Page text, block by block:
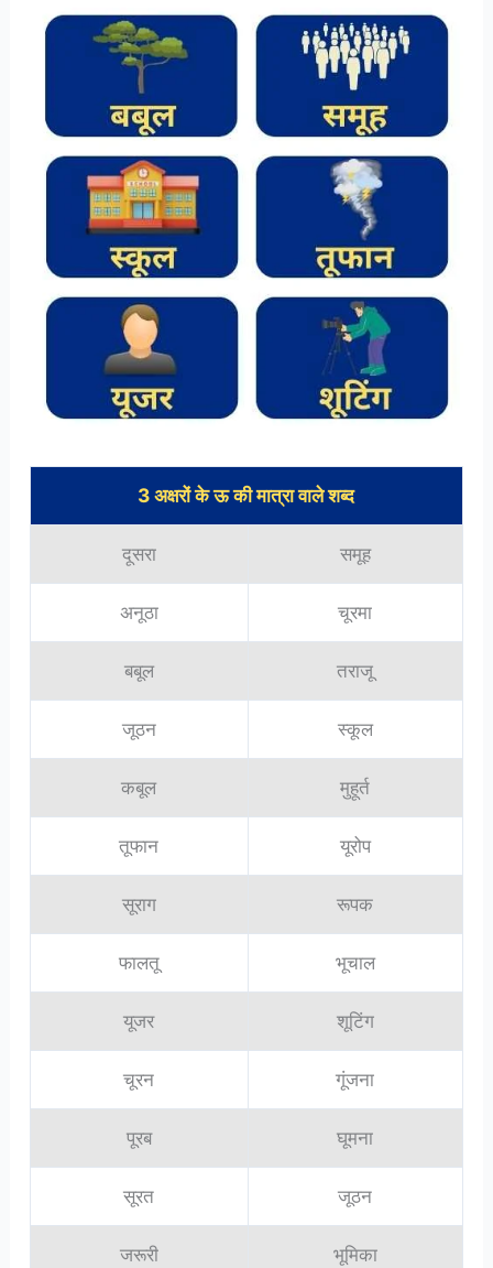
3 अक्षरों के ऊ की मात्रा वाले शब्द
दूसरा समूह
अनूठा चूरमा
बबूल तराजू
जूठन स्कूल
कबूल मुहूर्त
तूफान यूरोप
सूराग रूपक
फालतू भूचाल
यूजर शूटिंग
चूरन गूंजना
पूरब घूमना
सूरत जूठन
जरूरी भूमिका